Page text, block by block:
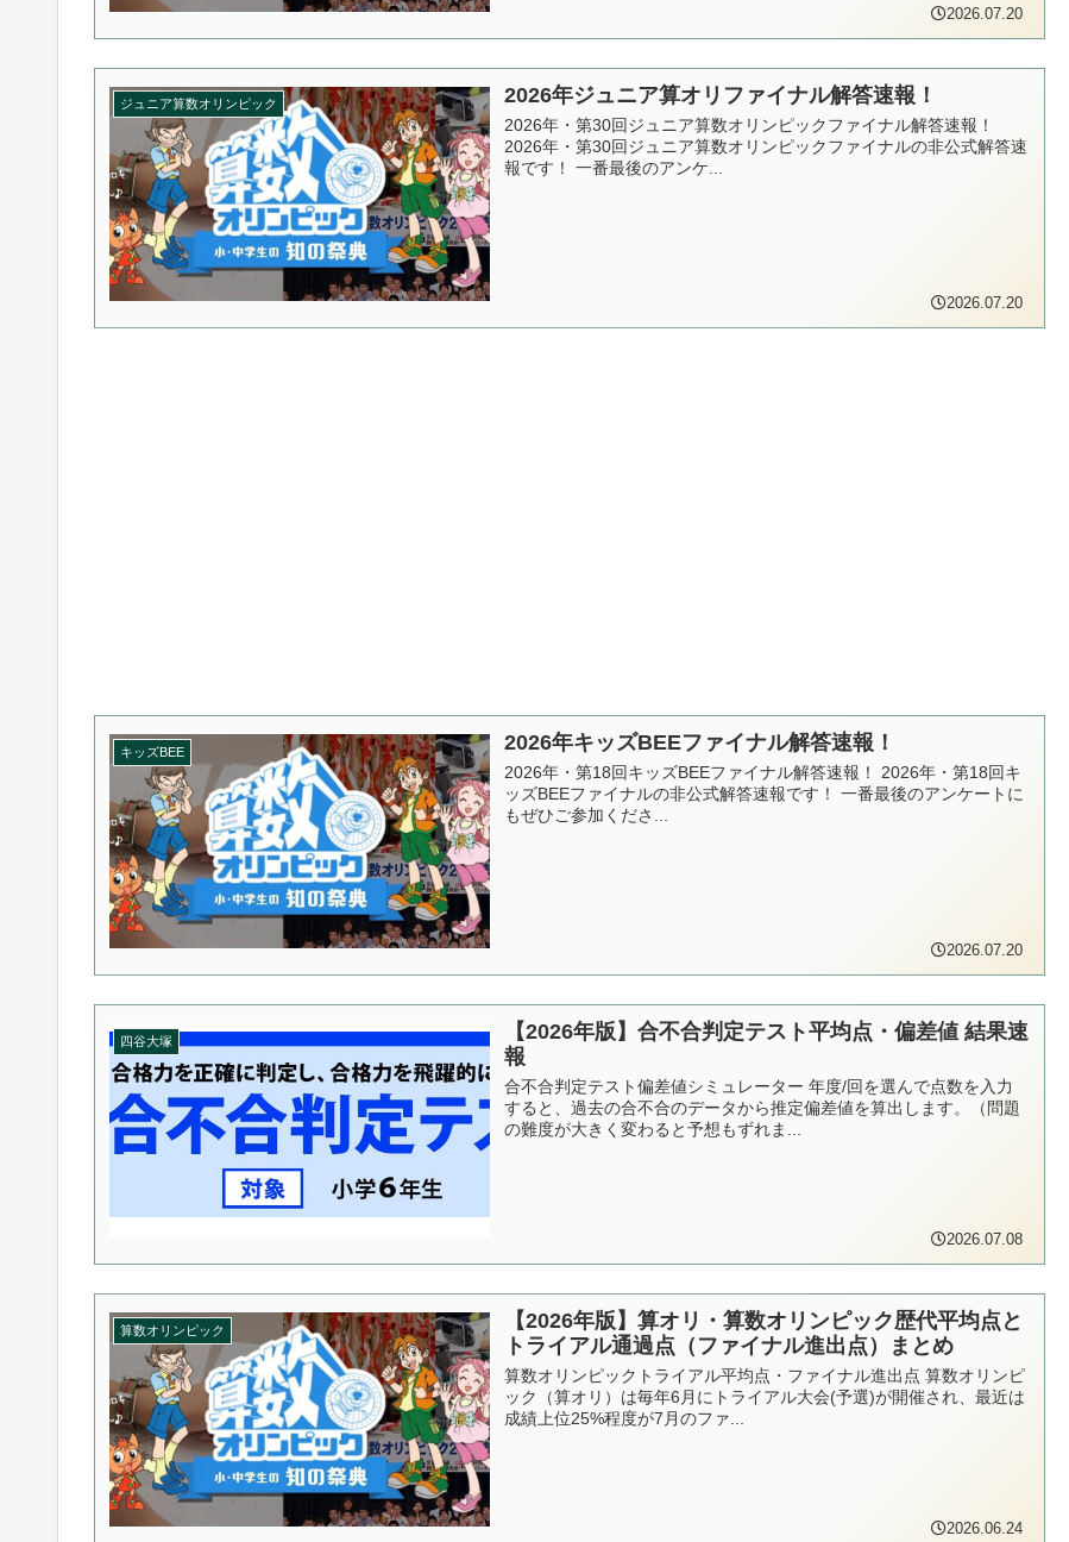
2026.07.20
ジュニア算数オリンピック 2026年ジュニア算オリファイナル解答速報！
2026年・第30回ジュニア算数オリンピックファイナル解答速報！
2026年・第30回ジュニア算数オリンピックファイナルの非公式解答速
報です！ 一番最後のアンケ...
2026.07.20
キッズBEE 2026年キッズBEEファイナル解答速報！
2026年・第18回キッズBEEファイナル解答速報！ 2026年・第18回キ
ッズBEEファイナルの非公式解答速報です！ 一番最後のアンケートに
もぜひご参加くださ...
2026.07.20
四谷大塚
【2026年版】合不合判定テスト平均点・偏差値 結果速
報
合不合判定テスト偏差値シミュレーター 年度/回を選んで点数を入力
すると、過去の合不合のデータから推定偏差値を算出します。（問題
の難度が大きく変わると予想もずれま...
2026.07.08
算数オリンピック
【2026年版】算オリ・算数オリンピック歴代平均点と
トライアル通過点（ファイナル進出点）まとめ
算数オリンピックトライアル平均点・ファイナル進出点 算数オリンピ
ック（算オリ）は毎年6月にトライアル大会(予選)が開催され、最近は
成績上位25%程度が7月のファ...
2026.06.24